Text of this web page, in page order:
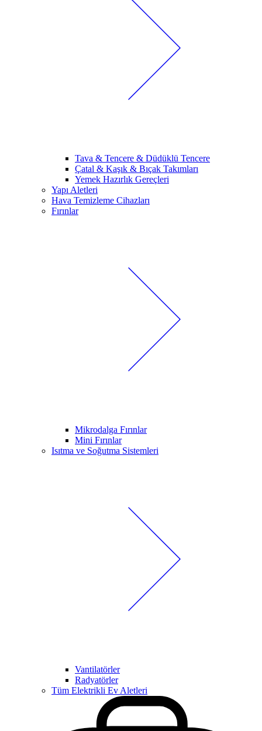
Tava & Tencere & Düdüklü Tencere
Çatal & Kaşık & Bıçak Takımları
Yemek Hazırlık Gereçleri
Yapı Aletleri
Hava Temizleme Cihazları
Fırınlar
Mikrodalga Fırınlar
Mini Fırınlar
Isıtma ve Soğutma Sistemleri
Vantilatörler
Radyatörler
Tüm Elektrikli Ev Aletleri